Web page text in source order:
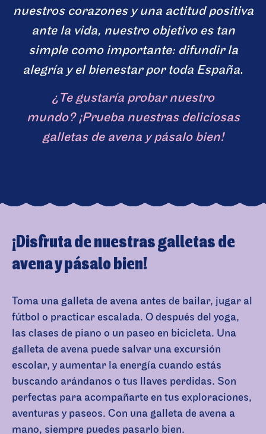
nuestros corazones y una actitud positiva
ante la vida, nuestro objetivo es tan
simple como importante: difundir la
alegría y el bienestar por toda España.
¿Te gustaría probar nuestro
mundo? ¡Prueba nuestras deliciosas
galletas de avena y pásalo bien!
¡Disfruta de nuestras galletas de
avena y pásalo bien!
Toma una galleta de avena antes de bailar, jugar al
fútbol o practicar escalada. O después del yoga,
las clases de piano o un paseo en bicicleta. Una
galleta de avena puede salvar una excursión
escolar, y aumentar la energía cuando estás
buscando arándanos o tus llaves perdidas. Son
perfectas para acompañarte en tus exploraciones,
aventuras y paseos. Con una galleta de avena a
mano, siempre puedes pasarlo bien.